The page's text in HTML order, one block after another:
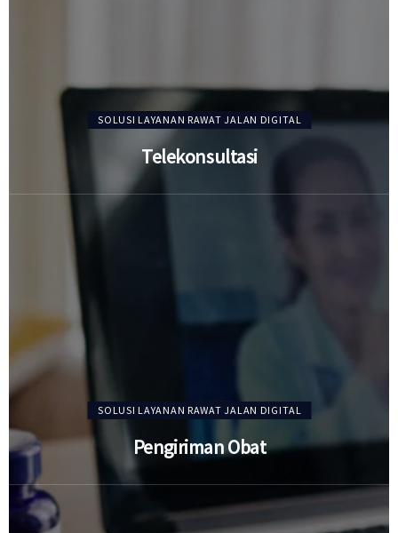
SOLUSI LAYANAN RAWAT JALAN DIGITAL
Telekonsultasi
SOLUSI LAYANAN RAWAT JALAN DIGITAL
Pengiriman Obat